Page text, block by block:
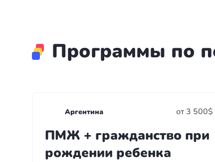
Программы по
Аргентина от 3 500$
ПМЖ + гражданство при
рождении ребенка
США
Бали